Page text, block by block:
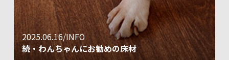
2025.06.16/INFO
続・わんちゃんにお勧めの床材